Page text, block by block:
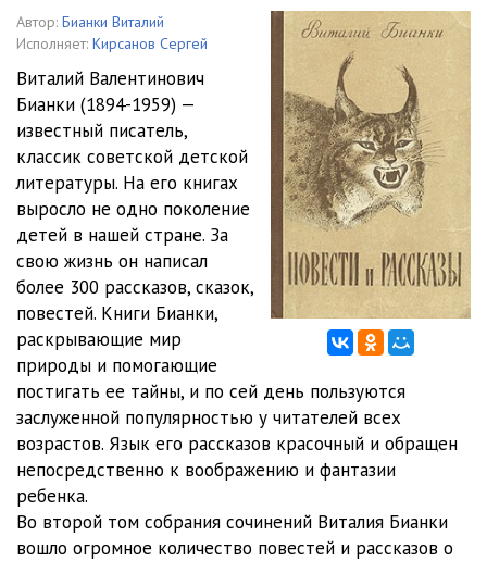
006. На великом морском пути 04 06:32
008. На великом морском пути 06
009. На великом морском пути 07 07:02
010. На великом морском пути 08 06:50
011. На великом морском пути 09 05:35
012. На великом морском пути 10 08:18
013. На великом морском пути 11 03:47
014. Мурзук 00
015. Мурзук 01
016. Мурзук 02 04:55
017. Мурзук 03
018. Мурзук 04 05:36
Автор: Бианки Виталий
Исполняет: Кирсанов Сергей
Виталий Валентинович
Бианки (1894-1959) —
известный писатель,
классик советской детской
литературы. На его книгах
выросло не одно поколение
детей в нашей стране. За
свою жизнь он написал
более 300 рассказов, сказок,
повестей. Книги Бианки,
раскрывающие мир
природы и помогающие
постигать ее тайны, и по сей день пользуются
заслуженной популярностью у читателей всех
возрастов. Язык его рассказов красочный и обращен
непосредственно к воображению и фантазии
ребенка.
Во второй том собрания сочинений Виталия Бианки
вошло огромное количество повестей и рассказов о